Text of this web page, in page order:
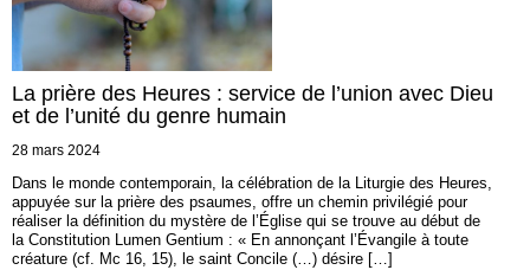
La prière des Heures : service de l’union avec Dieu
et de l’unité du genre humain
28 mars 2024
Dans le monde contemporain, la célébration de la Liturgie des Heures,
appuyée sur la prière des psaumes, offre un chemin privilégié pour
réaliser la définition du mystère de l’Église qui se trouve au début de
la Constitution Lumen Gentium : « En annonçant l’Évangile à toute
créature (cf. Mc 16, 15), le saint Concile (…) désire […]